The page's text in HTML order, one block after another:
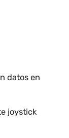
y vídeo
y